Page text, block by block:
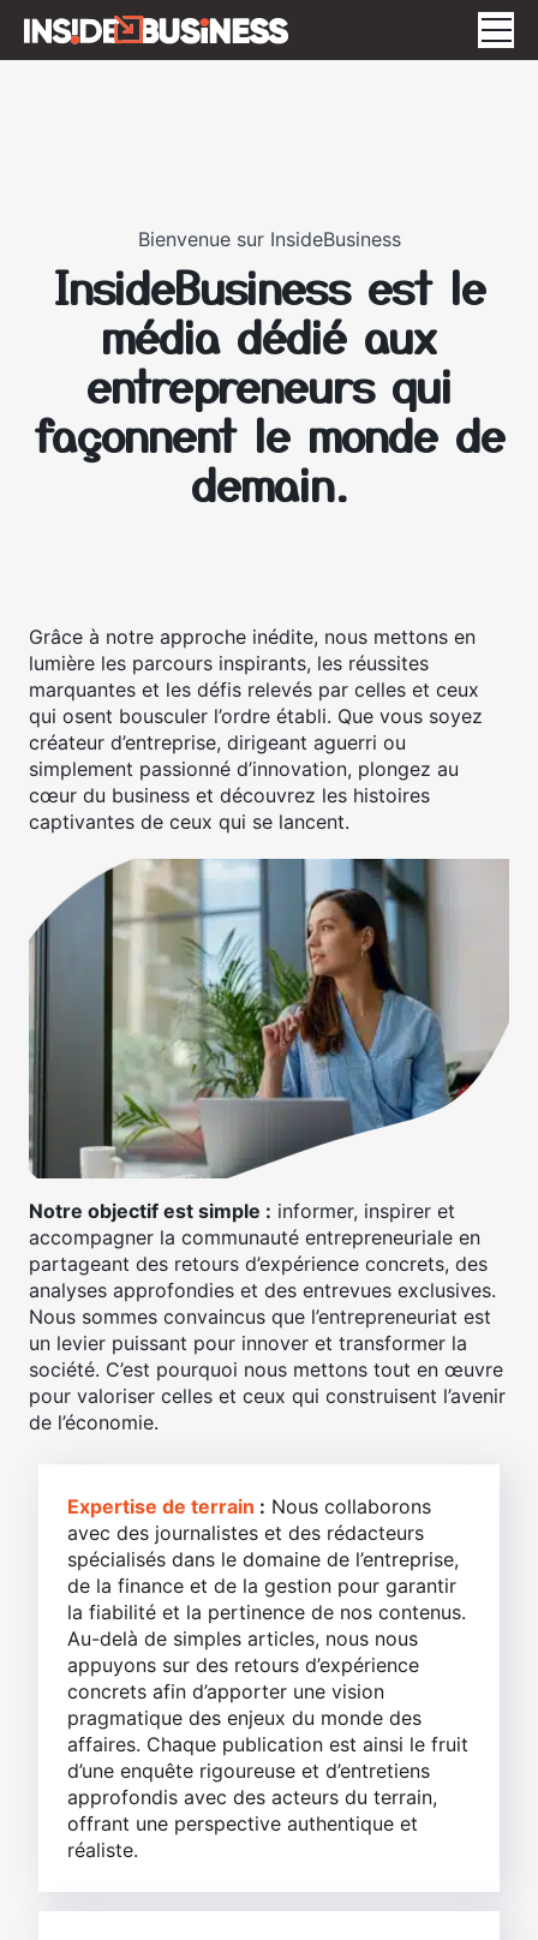
Bienvenue sur InsideBusiness
InsideBusiness est le
média dédié aux
entrepreneurs qui
façonnent le monde de
demain.
Grâce à notre approche inédite, nous mettons en
lumière les parcours inspirants, les réussites
marquantes et les défis relevés par celles et ceux
qui osent bousculer l’ordre établi. Que vous soyez
créateur d’entreprise, dirigeant aguerri ou
simplement passionné d’innovation, plongez au
cœur du business et découvrez les histoires
captivantes de ceux qui se lancent.
Notre objectif est simple : informer, inspirer et
accompagner la communauté entrepreneuriale en
partageant des retours d’expérience concrets, des
analyses approfondies et des entrevues exclusives.
Nous sommes convaincus que l’entrepreneuriat est
un levier puissant pour innover et transformer la
société. C’est pourquoi nous mettons tout en œuvre
pour valoriser celles et ceux qui construisent l’avenir
de l’économie.
Expertise de terrain : Nous collaborons
avec des journalistes et des rédacteurs
spécialisés dans le domaine de l’entreprise,
de la finance et de la gestion pour garantir
la fiabilité et la pertinence de nos contenus.
Au-delà de simples articles, nous nous
appuyons sur des retours d’expérience
concrets afin d’apporter une vision
pragmatique des enjeux du monde des
affaires. Chaque publication est ainsi le fruit
d’une enquête rigoureuse et d’entretiens
approfondis avec des acteurs du terrain,
offrant une perspective authentique et
réaliste.
ÉVÉNEMENTS